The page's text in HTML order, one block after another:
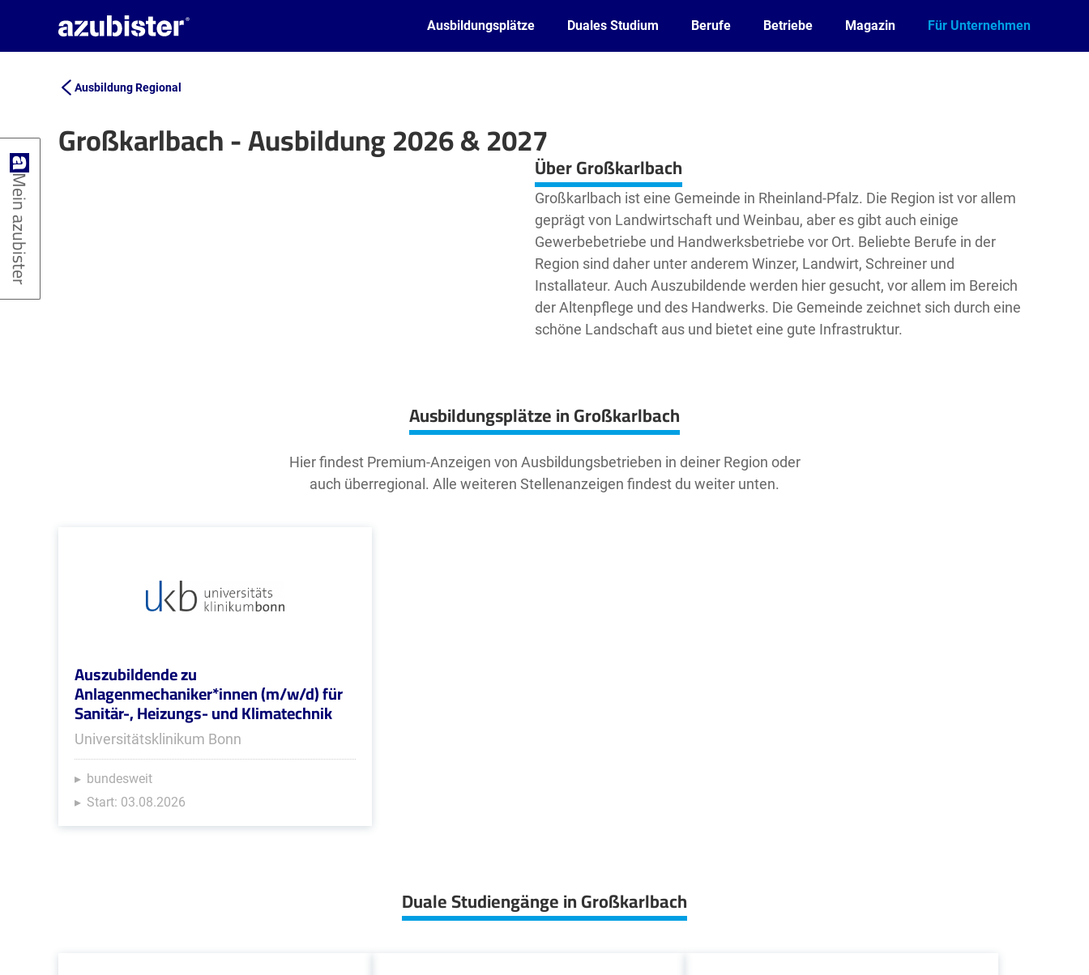
Ausbildungsplätze Duales Studium Berufe Betriebe Magazin Für Unternehmen
Ausbildung Regional
Großkarlbach - Ausbildung 2026 & 2027
Leaflet| ©OpenStreetMap2 contributors Über Großkarlbach
Großkarlbach ist eine Gemeinde in Rheinland-Pfalz. Die Region ist vor allem
geprägt von Landwirtschaft und Weinbau, aber es gibt auch einige
Gewerbebetriebe und Handwerksbetriebe vor Ort. Beliebte Berufe in der
Region sind daher unter anderem Winzer, Landwirt, Schreiner und
Installateur. Auch Auszubildende werden hier gesucht, vor allem im Bereich
der Altenpflege und des Handwerks. Die Gemeinde zeichnet sich durch eine
schöne Landschaft aus und bietet eine gute Infrastruktur.
Ausbildungsplätze in Großkarlbach
Hier findest Premium-Anzeigen von Ausbildungsbetrieben in deiner Region oder
auch überregional. Alle weiteren Stellenanzeigen findest du weiter unten.
Auszubildende zu
Anlagenmechaniker*innen (m/w/d) für
Sanitär-, Heizungs- und Klimatechnik
Universitätsklinikum Bonn
bundesweit
Start: 03.08.2026
Duale Studiengänge in Großkarlbach
Mein azubister